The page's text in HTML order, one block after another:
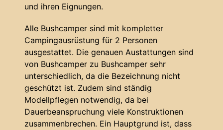
und ihren Eignungen.
Alle Bushcamper sind mit kompletter
Campingausrüstung für 2 Personen
ausgestattet. Die genauen Austattungen sind
von Bushcamper zu Bushcamper sehr
unterschiedlich, da die Bezeichnung nicht
geschützt ist. Zudem sind ständig
Modellpflegen notwendig, da bei
Dauerbeanspruchung viele Konstruktionen
zusammenbrechen. Ein Hauptgrund ist, dass